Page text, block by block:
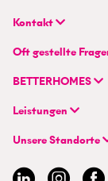
Kontakt
BETTERHOMES
Hauptsitz
Flurstrasse 55
Oft gestellte
FAQ |
FAQ |
BETTERHOMES
Unternehmen
Hybrides
BETTERHOMES-
Jobs
Leistungen
Immobilie suchen
Immobilie bewerten
Unsere Standorte